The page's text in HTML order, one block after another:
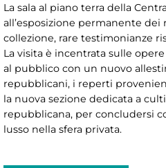
La sala al piano terra della
all’esposizione permanente
collezione, rare testimonianze
La visita è incentrata sulle
al pubblico con un nuovo
repubblicani, i reperti
la nuova sezione dedicata a
repubblicana, per concludersi
lusso nella sfera privata.